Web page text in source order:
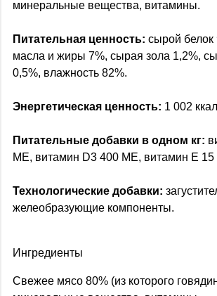
минеральные вещества, витамины.
Питательная ценность: сырой
масла и жиры 7%, сырая зола 1,2%,
0,5%, влажность 82%.
Энергетическая ценность: 1 002
Питательные добавки в одном кг:
МЕ, витамин D3 400 МЕ, витамин Е 15
Технологические добавки:
желеобразующие компоненты.
Ингредиенты
Свежее мясо 80% (из которого